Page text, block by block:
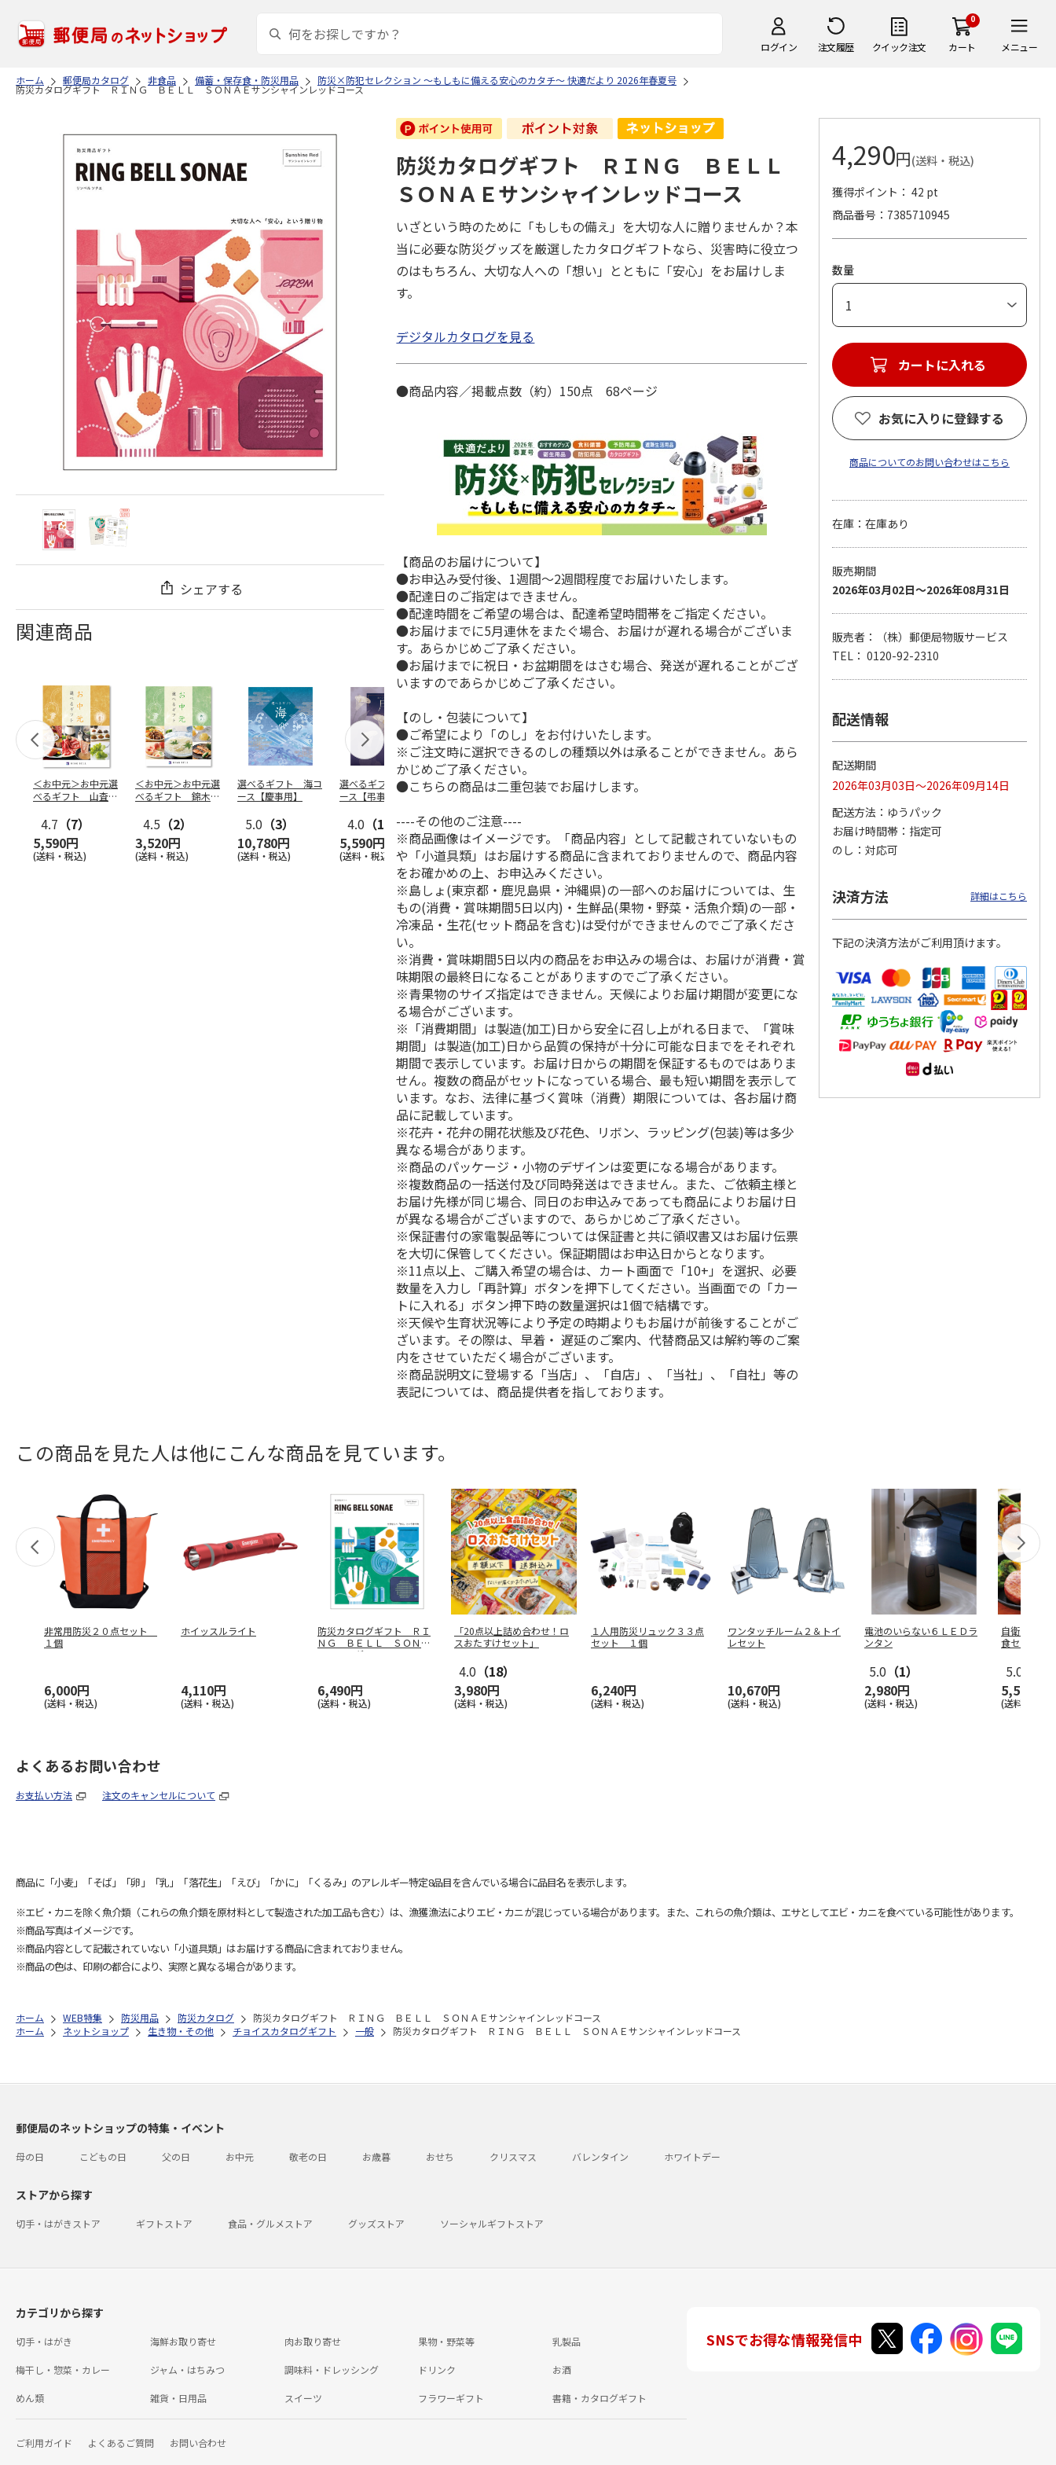
ログイン 注文履歴 クイック注文
0
カート メニュー
ホーム 郵便局カタログ 非食品 備蓄・保存食・防災用品 防災×防犯セレクション ～もしもに備える安心のカタチ～ 快適だより 2026年春夏号
防災カタログギフト ＲＩＮＧ ＢＥＬＬ ＳＯＮＡＥサンシャインレッドコース
シェアする
関連商品
＜お中元＞お中元選
べるギフト 山査子
4.7 （7）
5,590円
(送料・税込)
＜お中元＞お中元選
べるギフト 錦木コ
4.5 （2）
3,520円
(送料・税込)
選べるギフト 海コ
ース【慶事用】
5.0 （3）
10,780円
(送料・税込)
選べるギフト 月コ
ース【弔事用】
4.0 （1）
5,590円
(送料・税込)
＜お中元＞お中元選
べるギフト 栴檀コ
5.0（5）
10,780円
(送料・税込)
選べるギフト 海コ
ース【弔事用】
10,780円
(送料・税込)
5,590円
(送料・税込)
15,990円
(送料・税込)
選べるギフト 鳥コ
4.2（6）
3,520円
(送料・税込)
選べるギフト 花コ
防災カタログギフト ＲＩＮＧ ＢＥＬＬ
ＳＯＮＡＥサンシャインレッドコース
いざという時のために「もしもの備え」を大切な人に贈りませんか？本
当に必要な防災グッズを厳選したカタログギフトなら、災害時に役立つ
のはもちろん、大切な人への「想い」とともに「安心」をお届けしま
す。
デジタルカタログを見る
●商品内容／掲載点数（約）150点 68ページ
【商品のお届けについて】
●お申込み受付後、1週間～2週間程度でお届けいたします。
●配達日のご指定はできません。
●配達時間をご希望の場合は、配達希望時間帯をご指定ください。
●お届けまでに5月連休をまたぐ場合、お届けが遅れる場合がございま
す。あらかじめご了承ください。
●お届けまでに祝日・お盆期間をはさむ場合、発送が遅れることがござ
いますのであらかじめご了承ください。
【のし・包装について】
●ご希望により「のし」をお付けいたします。
※ご注文時に選択できるのしの種類以外は承ることができません。あら
かじめご了承ください。
●こちらの商品は二重包装でお届けします。
----その他のご注意----
※商品画像はイメージです。「商品内容」として記載されていないもの
や「小道具類」はお届けする商品に含まれておりませんので、商品内容
をお確かめの上、お申込みください。
※島しょ(東京都・鹿児島県・沖縄県)の一部へのお届けについては、生
もの(消費・賞味期間5日以内)・生鮮品(果物・野菜・活魚介類)の一部・
冷凍品・生花(セット商品を含む)は受付ができませんのでご了承くださ
い。
※消費・賞味期間5日以内の商品をお申込みの場合は、お届けが消費・賞
味期限の最終日になることがありますのでご了承ください。
※青果物のサイズ指定はできません。天候によりお届け期間が変更にな
る場合がございます。
※「消費期間」は製造(加工)日から安全に召し上がれる日まで、「賞味
期間」は製造(加工)日から品質の保持が十分に可能な日までをそれぞれ
期間で表示しています。お届け日からの期間を保証するものではありま
せん。複数の商品がセットになっている場合、最も短い期間を表示して
います。なお、法律に基づく賞味（消費）期限については、各お届け商
品に記載しています。
※花卉・花弁の開花状態及び花色、リボン、ラッピング(包装)等は多少
異なる場合があります。
※商品のパッケージ・小物のデザインは変更になる場合があります。
※複数商品の一括送付及び同時発送はできません。また、ご依頼主様と
お届け先様が同じ場合、同日のお申込みであっても商品によりお届け日
が異なる場合がございますので、あらかじめご了承ください。
※保証書付の家電製品等については保証書と共に領収書又はお届け伝票
を大切に保管してください。保証期間はお申込日からとなります。
※11点以上、ご購入希望の場合は、カート画面で「10+」を選択、必要
数量を入力し「再計算」ボタンを押下してください。当画面での「カー
トに入れる」ボタン押下時の数量選択は1個で結構です。
※天候や生育状況等により予定の時期よりもお届けが前後することがご
ざいます。その際は、早着・ 遅延のご案内、代替商品又は解約等のご案
内をさせていただく場合がございます。
※商品説明文に登場する「当店」、「自店」、「当社」、「自社」等の
表記については、商品提供者を指しております。
4,290円(送料・税込)
獲得ポイント： 42 pt
商品番号
7385710945
数量
カートに入れる
お気に入りに登録する
商品についてのお問い合わせはこちら
在庫：在庫あり
販売期間
2026年03月02日～2026年08月31日
販売者：（株）郵便局物販サービス
TEL： 0120-92-2310
配送情報
配送期間
2026年03月03日～2026年09月14日
配送方法
ゆうパック
お届け時間帯
指定可
のし
対応可
決済方法 詳細はこちら
下記の決済方法がご利用頂けます。
この商品を見た人は他にこんな商品を見ています。
非常用防災２０点セット
１個
6,000円
(送料・税込)
ホイッスルライト
4,110円
(送料・税込)
防災カタログギフト ＲＩ
ＮＧ ＢＥＬＬ ＳＯＮＡ
Ｅアースグ
6,490円
(送料・税込)
「20点以上詰め合わせ！ロ
スおたすけセット」
4.0 （18）
3,980円
(送料・税込)
１人用防災リュック３３点
セット １個
6,240円
(送料・税込)
ワンタッチルーム２＆トイ
レセット
10,670円
(送料・税込)
電池のいらない６ＬＥＤラ
ンタン
5.0 （1）
2,980円
(送料・税込)
自衛隊に人
食セット
5.0
5,500円
(送料・税込)
よくあるお問い合わせ
お支払い方法 注文のキャンセルについて
商品に「小麦」「そば」「卵」「乳」「落花生」「えび」「かに」「くるみ」のアレルギー特定8品目を含んでいる場合に品目名を表示します。
※エビ・カニを除く魚介類（これらの魚介類を原材料として製造された加工品も含む）は、漁獲漁法によりエビ・カニが混じっている場合があります。また、これらの魚介類は、エサとしてエビ・カニを食べている可能性があります。
※商品写真はイメージです。
※商品内容として記載されていない「小道具類」はお届けする商品に含まれておりません。
※商品の色は、印刷の都合により、実際と異なる場合があります。
ホーム WEB特集 防災用品 防災カタログ
防災カタログギフト ＲＩＮＧ ＢＥＬＬ ＳＯＮＡＥサンシャインレッドコース
ホーム
ネットショップ 生き物・その他 チョイスカタログギフト 一般 防災カタログギフト ＲＩＮＧ ＢＥＬＬ ＳＯＮＡＥサンシャインレッドコース
郵便局のネットショップの特集・イベント
母の日 こどもの日 父の日 お中元 敬老の日 お歳暮 おせち クリスマス バレンタイン ホワイトデー
ストアから探す
切手・はがきストア ギフトストア 食品・グルメストア グッズストア ソーシャルギフトストア
カテゴリから探す
切手・はがき 海鮮お取り寄せ 肉お取り寄せ 果物・野菜等 乳製品
梅干し・惣菜・カレー ジャム・はちみつ 調味料・ドレッシング ドリンク お酒
めん類 雑貨・日用品 スイーツ フラワーギフト 書籍・カタログギフト
ご利用ガイド よくあるご質問 お問い合わせ
SNSでお得な情報発信中